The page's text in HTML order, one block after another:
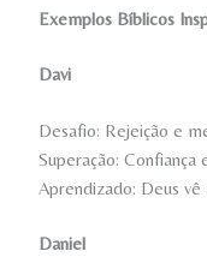
Exemplos Bíblicos
Davi
Desafio: Rejeição e
Superação: Confiança
Aprendizado: Deus vê
Daniel